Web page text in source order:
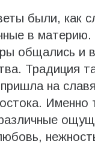
были, как
в
общались и
Традиция
на
Именно